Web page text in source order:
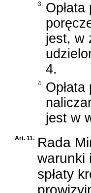
3.
jest, w
4.
4.
jest w
Art. 11. Rada
warunki
spłaty